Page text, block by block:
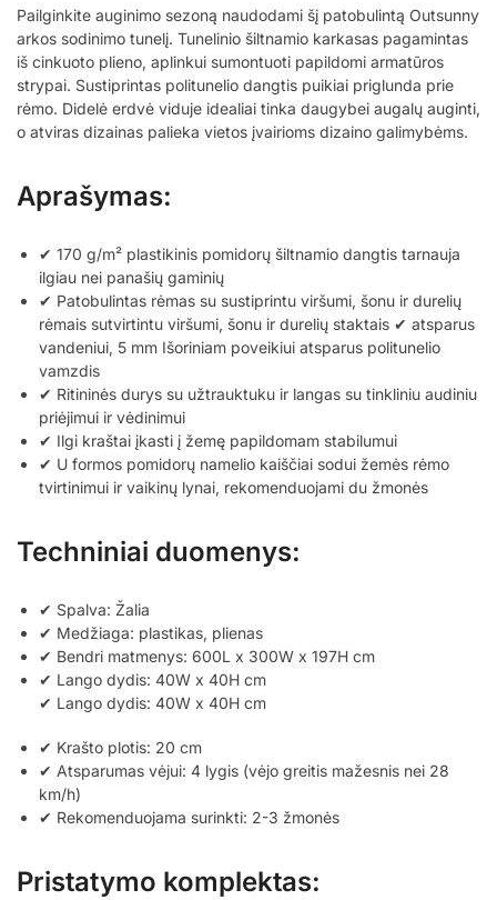
Pailginkite auginimo sezoną naudodami šį patobulintą Outsunny
arkos sodinimo tunelį. Tunelinio šiltnamio karkasas pagamintas
iš cinkuoto plieno, aplinkui sumontuoti papildomi armatūros
strypai. Sustiprintas politunelio dangtis puikiai priglunda prie
rėmo. Didelė erdvė viduje idealiai tinka daugybei augalų auginti,
o atviras dizainas palieka vietos įvairioms dizaino galimybėms.
Aprašymas:
✔ 170 g/m² plastikinis pomidorų šiltnamio dangtis tarnauja
ilgiau nei panašių gaminių
✔ Patobulintas rėmas su sustiprintu viršumi, šonu ir durelių
rėmais sutvirtintu viršumi, šonu ir durelių staktais ✔ atsparus
vandeniui, 5 mm Išoriniam poveikiui atsparus politunelio
vamzdis
✔ Ritininės durys su užtrauktuku ir langas su tinkliniu audiniu
priėjimui ir vėdinimui
✔ Ilgi kraštai įkasti į žemę papildomam stabilumui
✔ U formos pomidorų namelio kaiščiai sodui žemės rėmo
tvirtinimui ir vaikinų lynai, rekomenduojami du žmonės
Techniniai duomenys:
✔ Spalva: Žalia
✔ Medžiaga: plastikas, plienas
✔ Bendri matmenys: 600L x 300W x 197H cm
✔ Lango dydis: 40W x 40H cm
✔ Lango dydis: 40W x 40H cm
✔ Krašto plotis: 20 cm
✔ Atsparumas vėjui: 4 lygis (vėjo greitis mažesnis nei 28
km/h)
✔ Rekomenduojama surinkti: 2-3 žmonės
Pristatymo komplektas: